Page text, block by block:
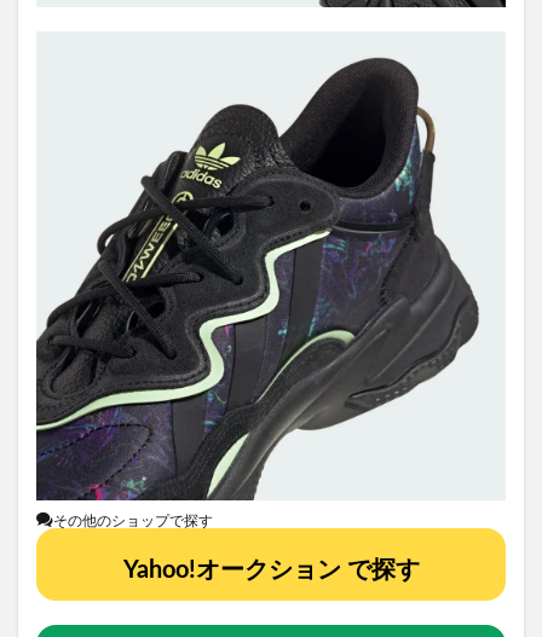
その他のショップで探す
Yahoo!オークション で探す